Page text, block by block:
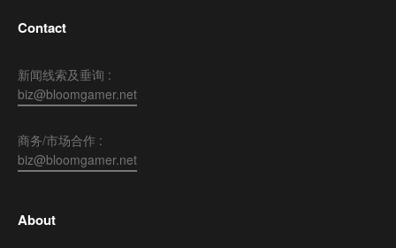
Contact
新闻线索及垂询 :
biz@bloomgamer.net
商务/市场合作 :
biz@bloomgamer.net
About